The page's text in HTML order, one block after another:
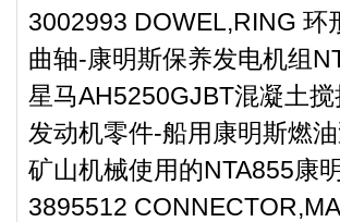
3002993 DOWEL,RING 环
曲轴-康明斯保养发电机组
星马AH5250GJBT混凝土
发动机零件-船用康明斯燃
矿山机械使用的NTA855康
3895512